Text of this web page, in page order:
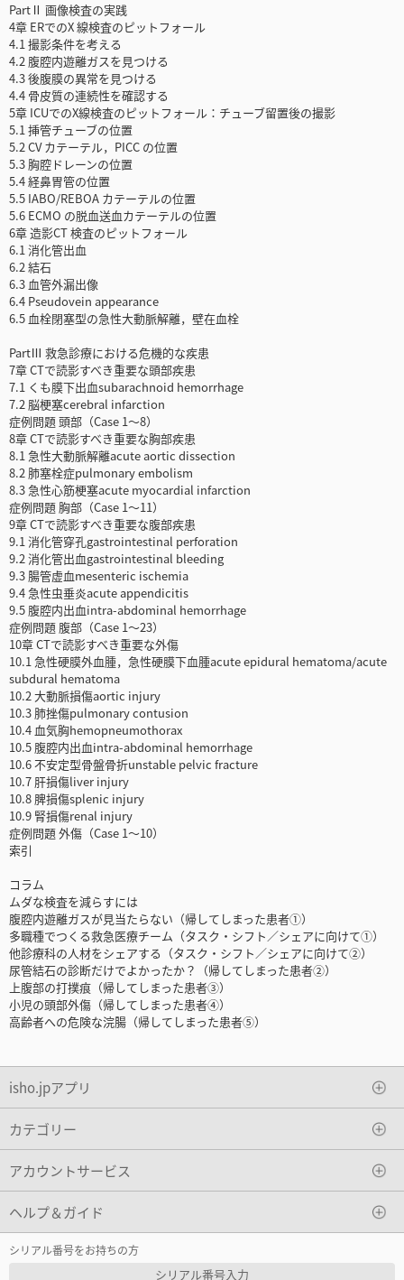
PartⅡ 画像検査の実践
4章 ERでのX 線検査のピットフォール
4.1 撮影条件を考える
4.2 腹腔内遊離ガスを見つける
4.3 後腹膜の異常を見つける
4.4 骨皮質の連続性を確認する
5章 ICUでのX線検査のピットフォール：チューブ留置後の撮影
5.1 挿管チューブの位置
5.2 CV カテーテル，PICC の位置
5.3 胸腔ドレーンの位置
5.4 経鼻胃管の位置
5.5 IABO/REBOA カテーテルの位置
5.6 ECMO の脱血送血カテーテルの位置
6章 造影CT 検査のピットフォール
6.1 消化管出血
6.2 結石
6.3 血管外漏出像
6.4 Pseudovein appearance
6.5 血栓閉塞型の急性大動脈解離，壁在血栓
PartⅢ 救急診療における危機的な疾患
7章 CTで読影すべき重要な頭部疾患
7.1 くも膜下出血subarachnoid hemorrhage
7.2 脳梗塞cerebral infarction
症例問題 頭部（Case 1～8）
8章 CTで読影すべき重要な胸部疾患
8.1 急性大動脈解離acute aortic dissection
8.2 肺塞栓症pulmonary embolism
8.3 急性心筋梗塞acute myocardial infarction
症例問題 胸部（Case 1～11）
9章 CTで読影すべき重要な腹部疾患
9.1 消化管穿孔gastrointestinal perforation
9.2 消化管出血gastrointestinal bleeding
9.3 腸管虚血mesenteric ischemia
9.4 急性虫垂炎acute appendicitis
9.5 腹腔内出血intra-abdominal hemorrhage
症例問題 腹部（Case 1～23）
10章 CTで読影すべき重要な外傷
10.1 急性硬膜外血腫，急性硬膜下血腫acute epidural hematoma/acute
subdural hematoma
10.2 大動脈損傷aortic injury
10.3 肺挫傷pulmonary contusion
10.4 血気胸hemopneumothorax
10.5 腹腔内出血intra-abdominal hemorrhage
10.6 不安定型骨盤骨折unstable pelvic fracture
10.7 肝損傷liver injury
10.8 脾損傷splenic injury
10.9 腎損傷renal injury
症例問題 外傷（Case 1～10）
索引
コラム
ムダな検査を減らすには
腹腔内遊離ガスが見当たらない（帰してしまった患者①）
多職種でつくる救急医療チーム（タスク・シフト／シェアに向けて①）
他診療科の人材をシェアする（タスク・シフト／シェアに向けて②）
尿管結石の診断だけでよかったか？（帰してしまった患者②）
上腹部の打撲痕（帰してしまった患者③）
小児の頭部外傷（帰してしまった患者④）
高齢者への危険な浣腸（帰してしまった患者⑤）
isho.jpアプリ
カテゴリー
アカウントサービス
ヘルプ＆ガイド
シリアル番号をお持ちの方
シリアル番号入力